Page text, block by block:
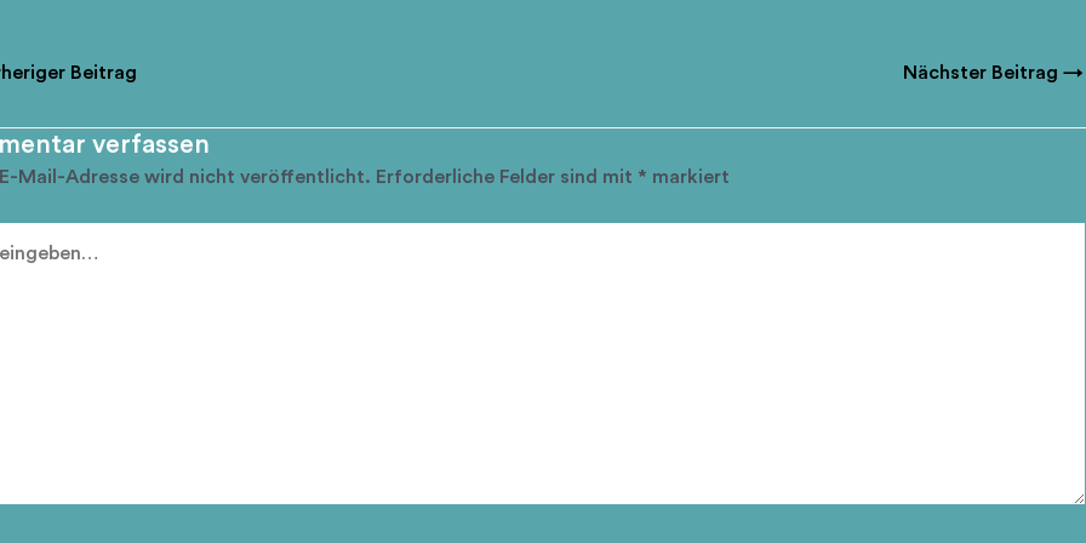
Beitrag Nächster Beitrag →
verfassen
E-Mail-Adresse wird nicht veröffentlicht. Erforderliche Felder sind mit * markiert